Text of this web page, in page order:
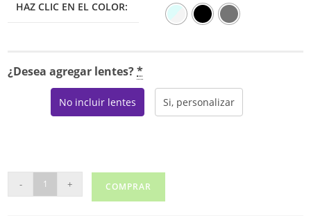
HAZ CLIC EN EL COLOR:
¿Desea agregar lentes?*
No incluir lentes Si, personalizar
BIG
- + COMPRAR